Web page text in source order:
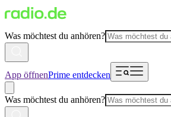
Was möchtest du anhören?
App öffnenPrime entdecken
Was möchtest du anhören?